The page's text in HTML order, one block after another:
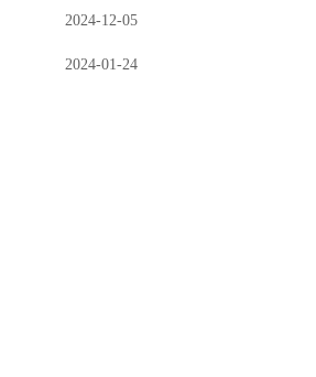
2024-12-05
2024-01-24